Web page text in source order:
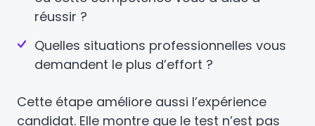
réussir ?
Quelles situations professionnelles vous
demandent le plus d’effort ?
Cette étape améliore aussi l’expérience
candidat. Elle montre que le test n’est pas